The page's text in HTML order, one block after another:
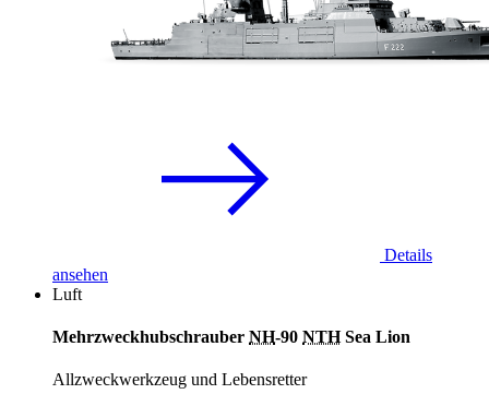
Details
ansehen
Luft
Mehrzweckhubschrauber NH-90 NTHSea Lion
Allzweckwerkzeug und Lebensretter